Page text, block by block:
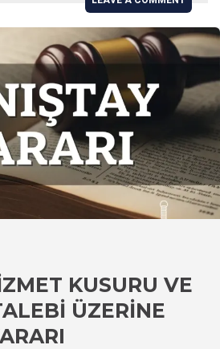
KUSURU VE
ÜZERINE